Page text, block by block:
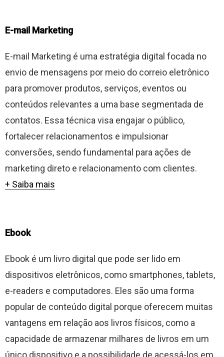
E-mail Marketing
E-mail Marketing é uma estratégia digital focada no
envio de mensagens por meio do correio eletrônico
para promover produtos, serviços, eventos ou
conteúdos relevantes a uma base segmentada de
contatos. Essa técnica visa engajar o público,
fortalecer relacionamentos e impulsionar
conversões, sendo fundamental para ações de
marketing direto e relacionamento com clientes.
+ Saiba mais
Ebook
Ebook é um livro digital que pode ser lido em
dispositivos eletrônicos, como smartphones, tablets,
e-readers e computadores. Eles são uma forma
popular de conteúdo digital porque oferecem muitas
vantagens em relação aos livros físicos, como a
capacidade de armazenar milhares de livros em um
único dispositivo e a possibilidade de acessá-los em